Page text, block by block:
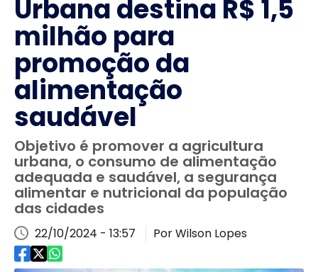
Urbana destina R$ 1,5
milhão para
promoção da
alimentação
saudável
Objetivo é promover a agricultura
urbana, o consumo de alimentação
adequada e saudável, a segurança
alimentar e nutricional da população
das cidades
22/10/2024 - 13:57 Por Wilson Lopes